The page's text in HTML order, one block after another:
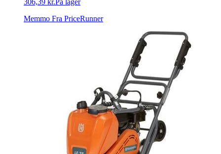
306,39 kr.På lager
Memmo Fra PriceRunner